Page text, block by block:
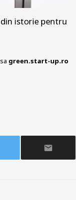
istorie pentru
green.start-up.ro